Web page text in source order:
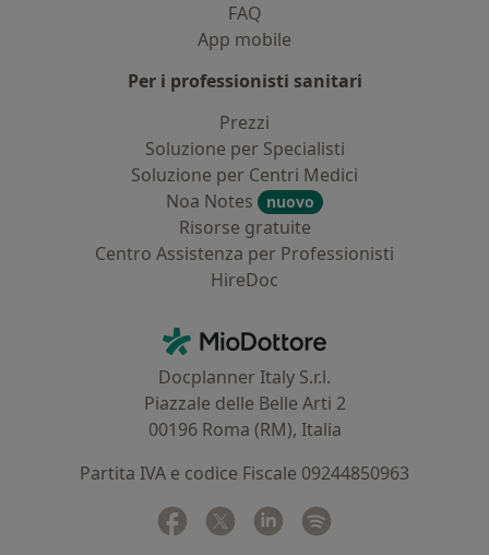
FAQ
App mobile
Per i professionisti sanitari
Prezzi
Soluzione per Specialisti
Soluzione per Centri Medici
Noa Notes
nuovo
Risorse gratuite
Centro Assistenza per Professionisti
HireDoc
MioDottore - Homepage
Docplanner Italy S.r.l.
Piazzale delle Belle Arti 2
00196 Roma (RM), Italia
Partita IVA e codice Fiscale 09244850963
Facebook
si apre in una nuova scheda
Twitter
si apre in una nuova scheda
Linkedin
si apre in una nuova